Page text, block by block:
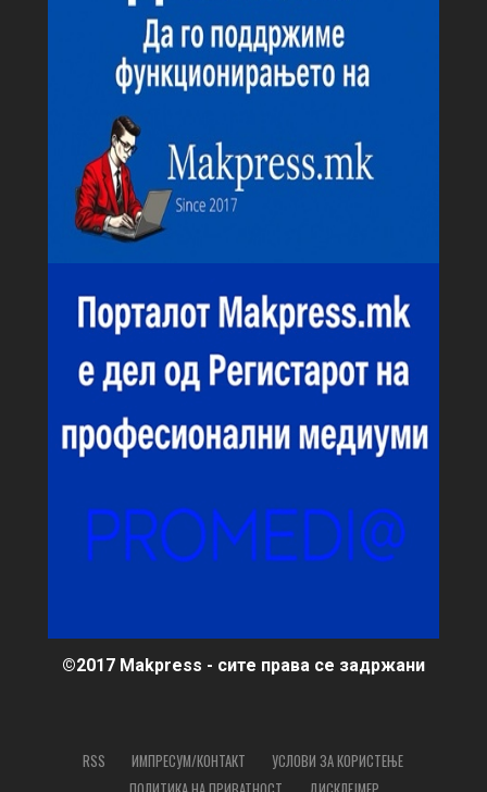
©2017 Makpress - сите права се задржани
RSS ИМПРЕСУМ/КОНТАКТ
УСЛОВИ ЗА КОРИСТЕЊЕ